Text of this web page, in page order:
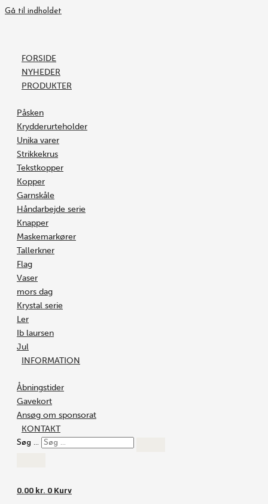
Gå til indholdet
FORSIDE
NYHEDER
PRODUKTER
Påsken
Krydderurteholder
Unika varer
Strikkekrus
Tekstkopper
Kopper
Garnskåle
Håndarbejde serie
Knapper
Maskemarkører
Tallerkner
Flag
Vaser
mors dag
Krystal serie
Ler
Ib laursen
Jul
INFORMATION
Åbningstider
Gavekort
Ansøg om sponsorat
KONTAKT
Søg …
0.00 kr. 0 Kurv